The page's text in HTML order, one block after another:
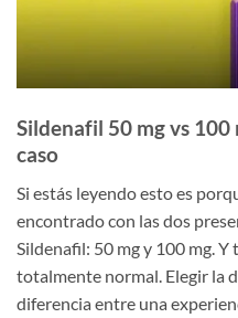
Sildenafil 50 mg vs 100
caso
Si estás leyendo esto es
encontrado con las dos
Sildenafil: 50 mg y 100 mg. Y
totalmente normal. Elegir la
diferencia entre una